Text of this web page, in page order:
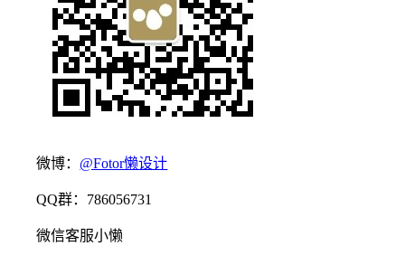
微博： @Fotor懒设计
QQ群：786056731
微信客服小懒